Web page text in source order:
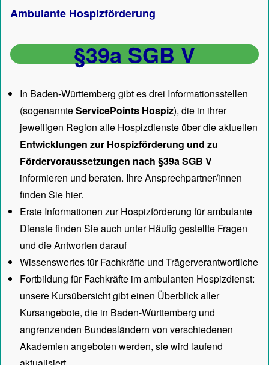
Ambulante Hospizförderung
§39a SGB V
In Baden-Württemberg gibt es drei Informationsstellen
(sogenannteServicePoints Hospiz), die in ihrer
jeweiligen Region alle Hospizdienste über die aktuellen
Entwicklungen zur Hospizförderung und zu
Fördervoraussetzungen nach §39a SGB V
informieren und beraten. Ihre Ansprechpartner/innen
finden Sie hier.
Erste Informationen zur Hospizförderung für ambulante
Dienste finden Sie auch unterHäufig gestellte Fragen
und die Antworten darauf
Wissenswertes für Fachkräfte und Trägerverantwortliche
Fortbildung für Fachkräfte im ambulanten Hospizdienst:
unsere Kursübersichtgibt einen Überblick aller
Kursangebote, die in Baden-Württemberg und
angrenzenden Bundesländern von verschiedenen
Akademien angeboten werden, sie wird laufend